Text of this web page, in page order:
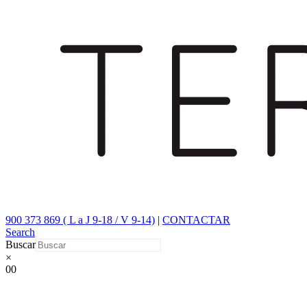
900 373 869 ( L a J 9-18 / V 9-14) | CONTACTAR
Search
Buscar
×
00